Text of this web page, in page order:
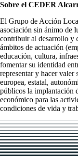
Sobre el CEDER
El Grupo de Acción
asociación sin ánimo de
contribuir al desarrollo y
ámbitos de actuación
educación, cultura,
fomentar su identidad
representar y hacer valer
europea, estatal,
públicos la implantación
económico para las
condiciones de vida y